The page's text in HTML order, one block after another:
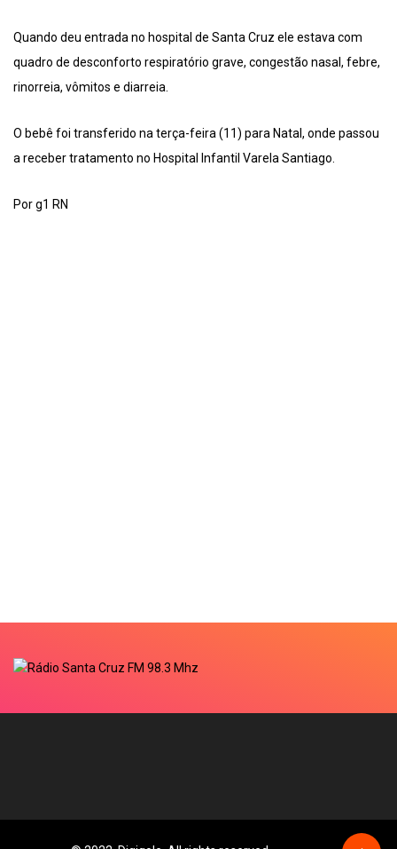
Quando deu entrada no hospital de Santa Cruz ele estava com
quadro de desconforto respiratório grave, congestão nasal, febre,
rinorreia, vômitos e diarreia.
O bebê foi transferido na terça-feira (11) para Natal, onde passou
a receber tratamento no Hospital Infantil Varela Santiago.
Por g1 RN